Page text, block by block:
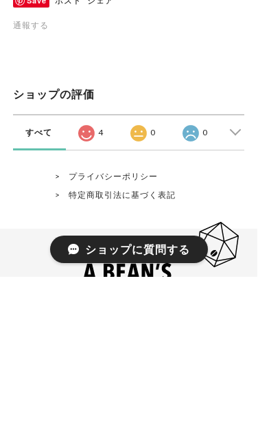
通報する
ショップの評価
すべて 4 0 0
プライバシーポリシー
特定商取引法に基づく表記
ショップに質問する